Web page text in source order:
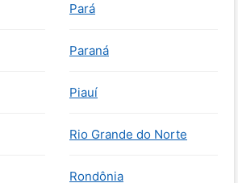
Pará
Paraná
Piauí
Rio Grande do Norte
Rondônia